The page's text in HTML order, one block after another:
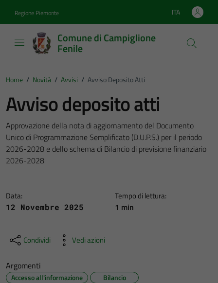
Regione Piemonte Lingua attiva:
ITA
Comune di Campiglione
Fenile
Home / Novità / Avvisi / Avviso Deposito Atti
Avviso deposito atti
Approvazione della nota di aggiornamento del Documento
Unico di Programmazione Semplificato (D.U.P.S.) per il periodo
2026-2028 e dello schema di Bilancio di previsione finanziario
2026-2028
Data:
12 Novembre 2025
Tempo di lettura:
1 min
Condividi Vedi azioni
Argomenti
Accesso all'informazione Bilancio